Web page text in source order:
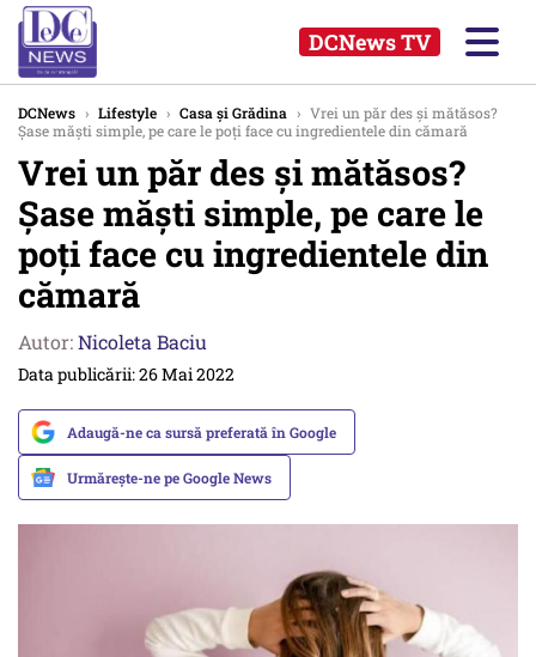
DCNews TV
DCNews › Lifestyle › Casa și Grădina › Vrei un păr des și mătăsos?
Șase măști simple, pe care le poți face cu ingredientele din cămară
Vrei un păr des și mătăsos?
Șase măști simple, pe care le
poți face cu ingredientele din
cămară
Autor:Nicoleta Baciu
Data publicării: 26 Mai 2022
Adaugă-ne ca sursă preferată în Google
Urmărește-ne pe Google News